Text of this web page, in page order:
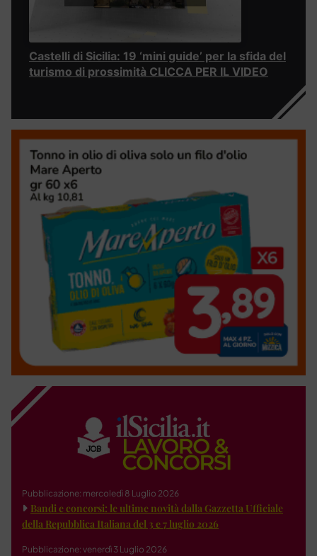
Castelli di Sicilia: 19 ‘mini guide’ per la sfida del
turismo di prossimità CLICCA PER IL VIDEO
Pubblicazione: mercoledì 8 Luglio 2026
Bandi e concorsi: le ultime novità dalla Gazzetta Ufficiale
della Repubblica Italiana del 3 e 7 luglio 2026
Pubblicazione: venerdì 3 Luglio 2026